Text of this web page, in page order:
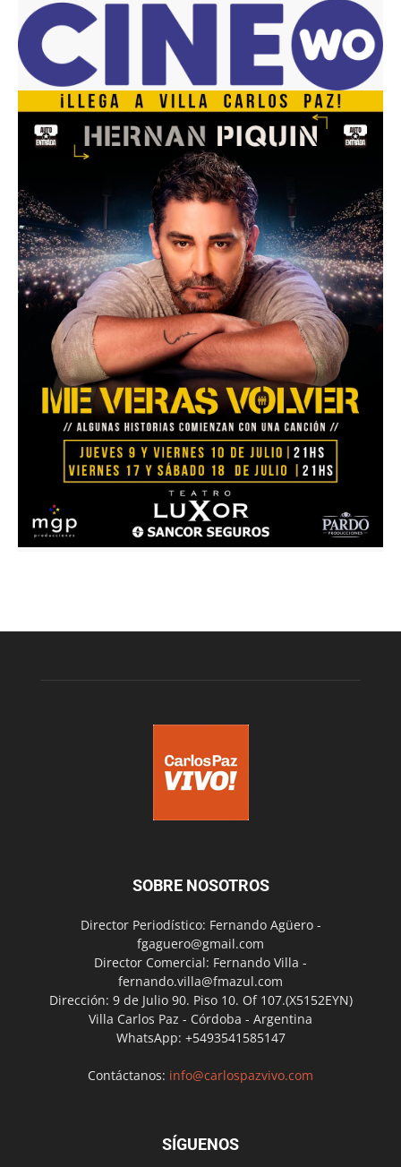
SOBRE NOSOTROS
Director Periodístico: Fernando Agüero -
fgaguero@gmail.com
Director Comercial: Fernando Villa -
fernando.villa@fmazul.com
Dirección: 9 de Julio 90. Piso 10. Of 107.(X5152EYN)
Villa Carlos Paz - Córdoba - Argentina
WhatsApp: +5493541585147
Contáctanos: info@carlospazvivo.com
SÍGUENOS